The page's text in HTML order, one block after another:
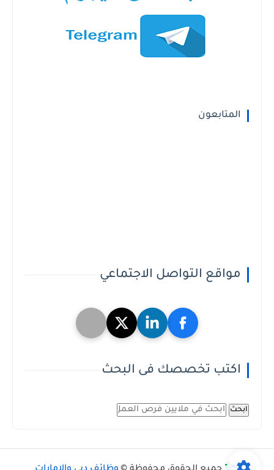
المتابعون
مواقع التواصل الاجتماعي
اكتب تخصصك فى البحث
ابحث